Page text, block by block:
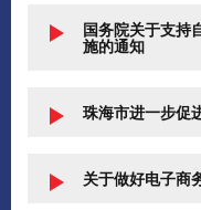
国务院关于支持
施的通知
珠海市进一步促
关于做好电子商